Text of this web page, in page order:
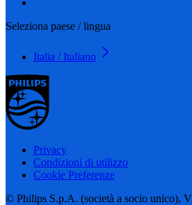
Seleziona paese / lingua
Italia / Italiano
Privacy
Condizioni di utilizzo
Cookie Preferenze
© Philips S.p.A. (società a socio unico),